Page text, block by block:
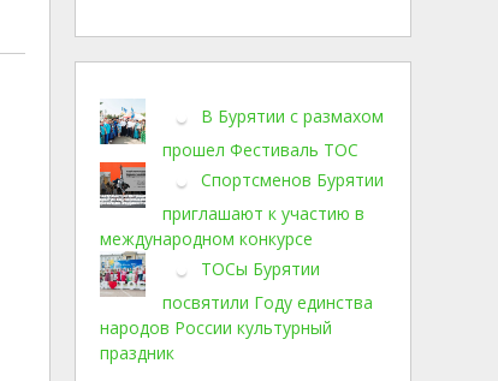
В Бурятии с размахом
прошел Фестиваль ТОС
Спортсменов Бурятии
приглашают к участию в
международном конкурсе
ТОСы Бурятии
посвятили Году единства
народов России культурный
праздник